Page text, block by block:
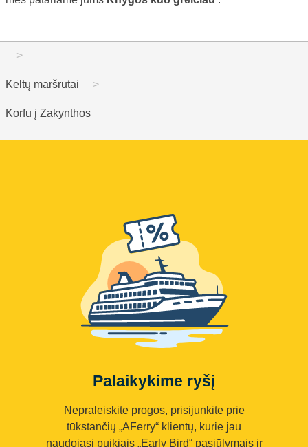
Keltų maršrutai
Korfu į Zakynthos
Palaikykime ryšį
Nepraleiskite progos, prisijunkite prie
tūkstančių „AFerry“ klientų, kurie jau
naudojasi puikiais „Early Bird“ pasiūlymais ir